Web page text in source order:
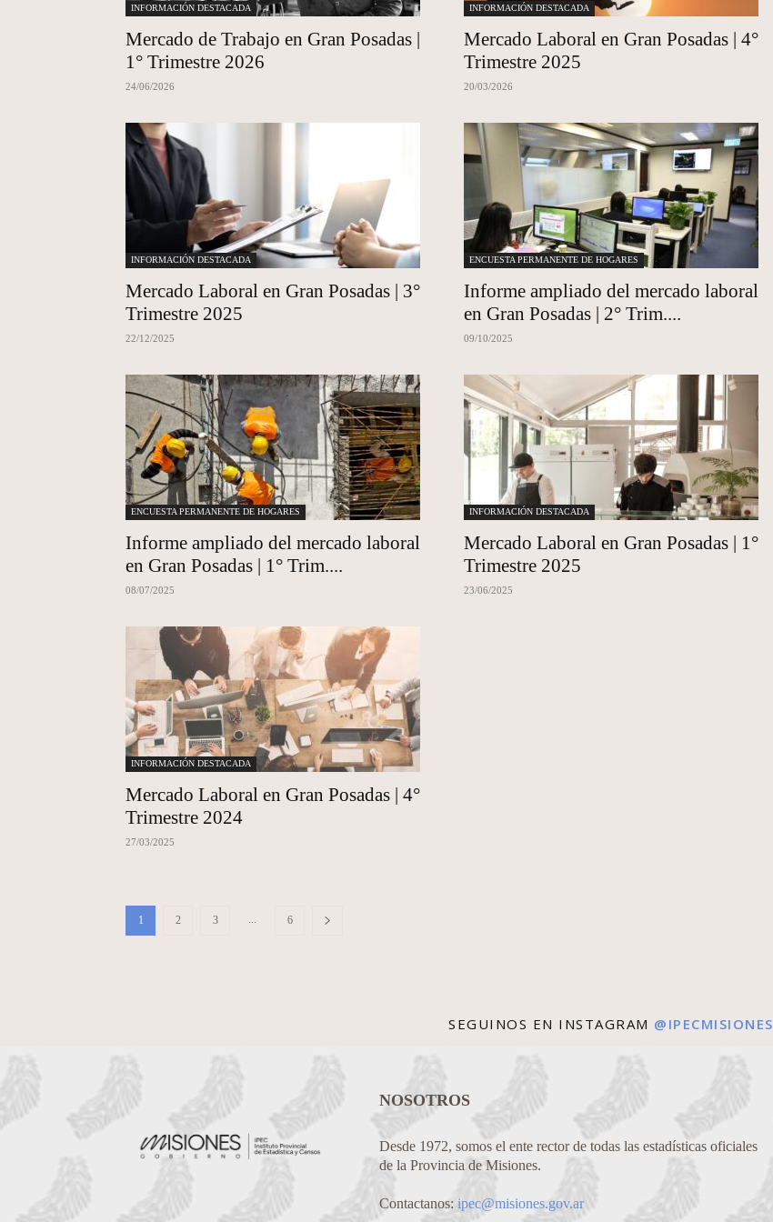
INFORMACIÓN DESTACADA
Mercado de Trabajo en Gran Posadas |
1° Trimestre 2026
24/06/2026
INFORMACIÓN DESTACADA
Mercado Laboral en Gran Posadas | 4°
Trimestre 2025
20/03/2026
INFORMACIÓN DESTACADA
Mercado Laboral en Gran Posadas | 3°
Trimestre 2025
22/12/2025
ENCUESTA PERMANENTE DE HOGARES
Informe ampliado del mercado laboral
en Gran Posadas | 2° Trim....
09/10/2025
ENCUESTA PERMANENTE DE HOGARES
Informe ampliado del mercado laboral
en Gran Posadas | 1° Trim....
08/07/2025
INFORMACIÓN DESTACADA
Mercado Laboral en Gran Posadas | 1°
Trimestre 2025
23/06/2025
INFORMACIÓN DESTACADA
Mercado Laboral en Gran Posadas | 4°
Trimestre 2024
27/03/2025
1 2 3 ... 6
SEGUINOS EN INSTAGRAM @IPECMISIONES
NOSOTROS
Desde 1972, somos el ente rector de todas las estadísticas oficiales
de la Provincia de Misiones.
Contactanos: ipec@misiones.gov.ar